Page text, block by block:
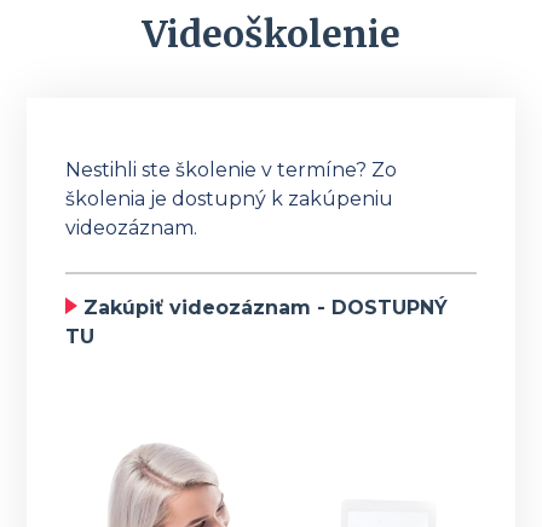
Videoškolenie
Nestihli ste školenie v termíne? Zo
školenia je dostupný k zakúpeniu
videozáznam.
Zakúpiť videozáznam - DOSTUPNÝ
TU